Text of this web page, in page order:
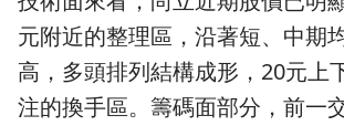
元附近的整理區，沿著短、中期
高，多頭排列結構成形，20元上
注的換手區。籌碼面部分，前一